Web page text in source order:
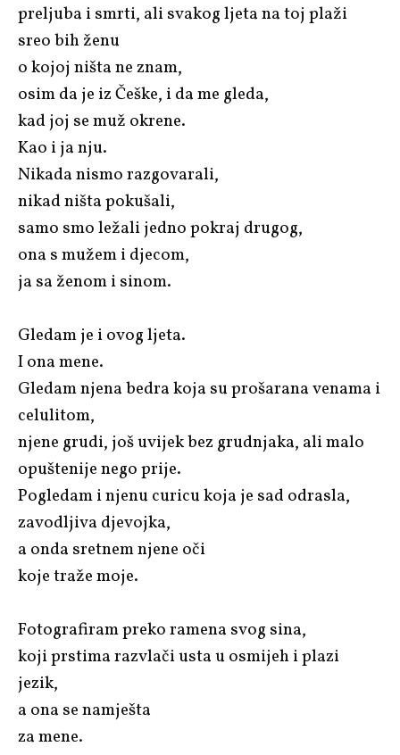
preljuba i smrti, ali svakog ljeta na toj plaži
sreo bih ženu
o kojoj ništa ne znam,
osim da je iz Češke, i da me gleda,
kad joj se muž okrene.
Kao i ja nju.
Nikada nismo razgovarali,
nikad ništa pokušali,
samo smo ležali jedno pokraj drugog,
ona s mužem i djecom,
ja sa ženom i sinom.
Gledam je i ovog ljeta.
I ona mene.
Gledam njena bedra koja su prošarana venama i
celulitom,
njene grudi, još uvijek bez grudnjaka, ali malo
opuštenije nego prije.
Pogledam i njenu curicu koja je sad odrasla,
zavodljiva djevojka,
a onda sretnem njene oči
koje traže moje.
Fotografiram preko ramena svog sina,
koji prstima razvlači usta u osmijeh i plazi
jezik,
a ona se namješta
za mene.